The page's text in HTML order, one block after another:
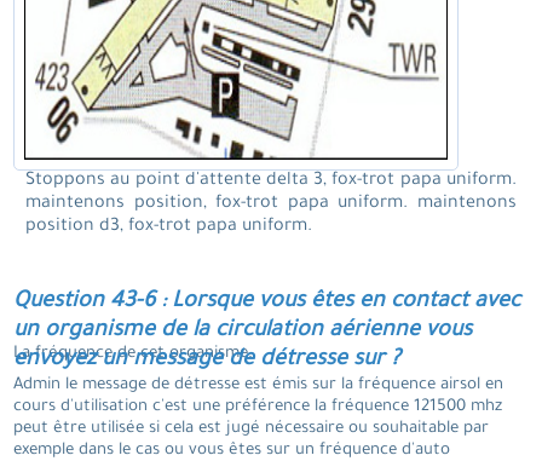
Stoppons au point d'attente delta 3, fox-trot papa uniform.
maintenons position, fox-trot papa uniform. maintenons
position d3, fox-trot papa uniform.
Question 43-6 : Lorsque vous êtes en contact avec
un organisme de la circulation aérienne vous
envoyez un message de détresse sur ?
La fréquence de cet organisme.
Admin le message de détresse est émis sur la fréquence airsol en
cours d'utilisation c'est une préférence la fréquence 121500 mhz
peut être utilisée si cela est jugé nécessaire ou souhaitable par
exemple dans le cas ou vous êtes sur un fréquence d'auto